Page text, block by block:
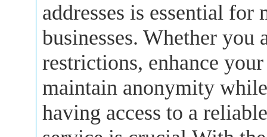
addresses is essential
businesses. Whether you
restrictions, enhance
maintain anonymity
having access to a